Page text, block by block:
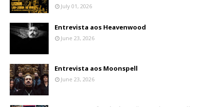
July 01, 2026
Entrevista aos Heavenwood
June 23, 2026
Entrevista aos Moonspell
June 23, 2026